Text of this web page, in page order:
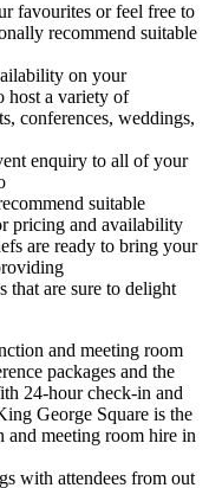
favourites or feel free to
recommend suitable
on your
host a variety of
conferences, weddings,
enquiry to all of your
suitable
pricing and availability
are ready to bring your
that are sure to delight
and meeting room
packages and the
24-hour check-in and
George Square is the
and meeting room hire in
with attendees from out